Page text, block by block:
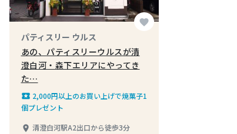
favorite
パティスリー ウルス
あの、パティスリーウルスが清
澄白河・森下エリアにやってき
た…
local_play 2,000円以上のお買い上げで焼菓子1
個プレゼント
place 清澄白河駅A2出口から徒歩3分